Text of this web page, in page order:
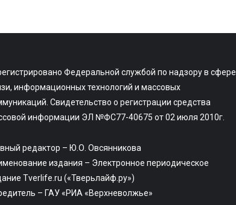
Федеральной службой по надзору в сфере
информационных технологий и массовых
Свидетельство о регистрации средства
информации ЭЛ №ФС77-40675 от 02 июля 2010г.
редактор – Ю.О. Овсянникова
издания – Электронное периодическое
Tverlife.ru («Тверьлайф.ру»)
– ГАУ «РИА «Верхневолжье»